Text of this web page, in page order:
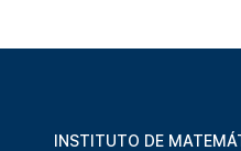
INSTITUTO DE